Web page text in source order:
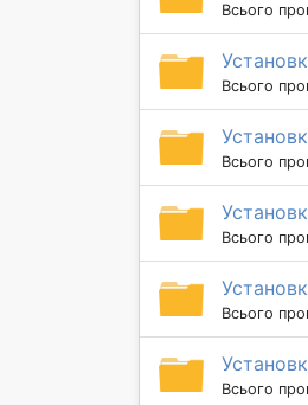
Всього
Всього
Всього
Всього
Всього
Всього